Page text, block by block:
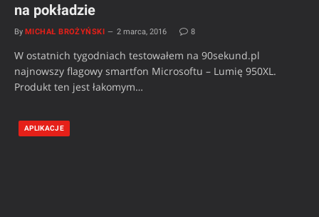
na pokładzie
By MICHAŁ BROŻYŃSKI 2 marca, 2016 8
W ostatnich tygodniach testowałem na 90sekund.pl
najnowszy flagowy smartfon Microsoftu – Lumię 950XL.
Produkt ten jest łakomym…
APLIKACJE